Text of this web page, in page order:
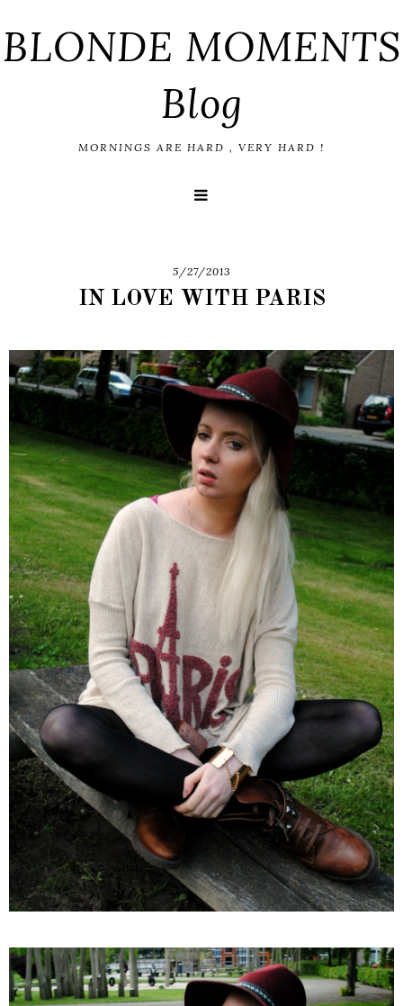
BLONDE MOMENTS
Blog
MORNINGS ARE HARD , VERY HARD !
5/27/2013
IN LOVE WITH PARIS